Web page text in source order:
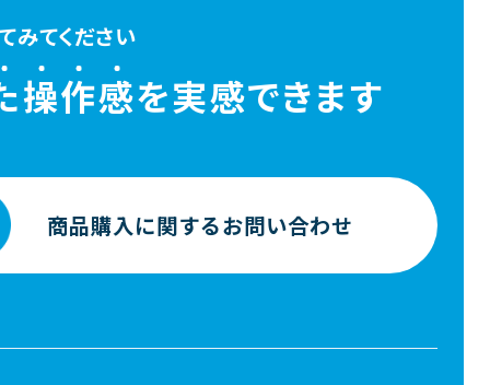
みてください
操作感を実感できます
商品購入に関するお問い合わせ